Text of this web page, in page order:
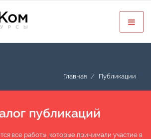
Главная Публикации
публикаций
все работы, которые принимали участие в